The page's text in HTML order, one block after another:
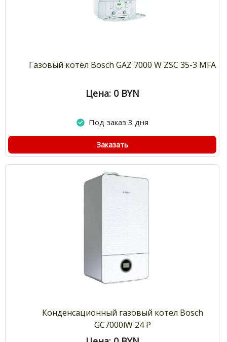
Газовый котел Bosch GAZ 7000 W ZSC 35-3 MFA
Цена: 0 BYN
Под заказ 3 дня
Заказать
Конденсационный газовый котел Bosch
GC7000iW 24 P